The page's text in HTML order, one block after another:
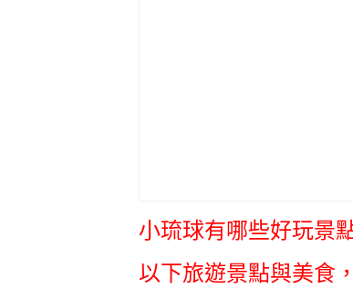
小琉球有哪些好玩景
以下旅遊景點與美食，